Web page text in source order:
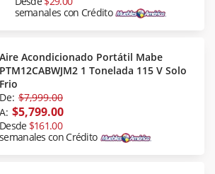
semanales con Crédito
Aire Acondicionado Portátil Mabe
PTM12CABWJM2 1 Tonelada 115 V Solo
Frio
De: $7,999.00
A: $5,799.00
Desde $161.00
semanales con Crédito